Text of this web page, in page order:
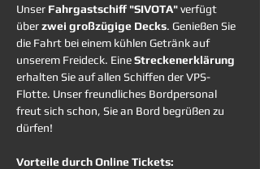
Unser Fahrgastschiff "SIVOTA" verfügt
über zwei großzügige Decks. Genießen Sie
die Fahrt bei einem kühlen Getränk auf
unserem Freideck. Eine Streckenerklärung
erhalten Sie auf allen Schiffen der VPS-
Flotte. Unser freundliches Bordpersonal
freut sich schon, Sie an Bord begrüßen zu
dürfen!
Vorteile durch Online Tickets: